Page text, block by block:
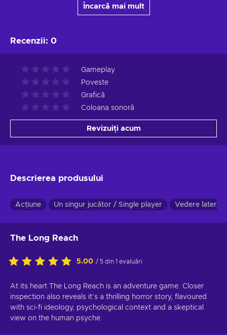
Încarcă mai mult
Recenzii: 0
Gameplay
Poveste
Grafică
Coloana sonoră
Revizuiți acum
Descrierea produsului
Acțiune Un singur jucător / Single player Vedere
The Long Reach
5.00 / 5 din 1 evaluări
At its heart The Long Reach is an adventure game. Closer
inspection also reveals it’s a thrilling horror story, flavoured
with sci-fi ideology, psychological context and a skeptical
view on the human psyche.